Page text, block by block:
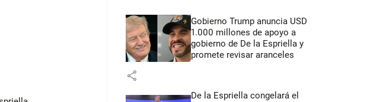
Gobierno Trump anuncia USD
1.000 millones de apoyo a
gobierno de De la Espriella y
promete revisar aranceles
share
De la Espriella congelará el